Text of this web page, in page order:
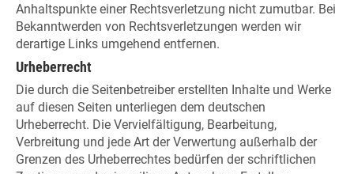
Anhaltspunkte einer Rechtsverletzung nicht zumutbar. Bei
Bekanntwerden von Rechtsverletzungen werden wir
derartige Links umgehend entfernen.
Urheberrecht
Die durch die Seitenbetreiber erstellten Inhalte und Werke
auf diesen Seiten unterliegen dem deutschen
Urheberrecht. Die Vervielfältigung, Bearbeitung,
Verbreitung und jede Art der Verwertung außerhalb der
Grenzen des Urheberrechtes bedürfen der schriftlichen